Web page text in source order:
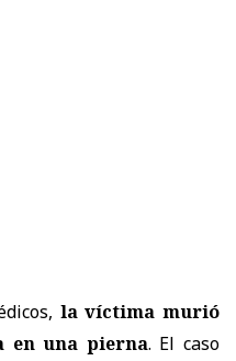
la víctima murió
en una pierna. El caso